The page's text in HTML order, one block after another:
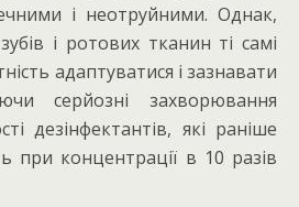
і неотруйними. Однак,
і ротових тканин ті самі
адаптуватися і зазнавати
серйозні захворювання
дезінфектантів, які раніше
при концентрації в 10 разів